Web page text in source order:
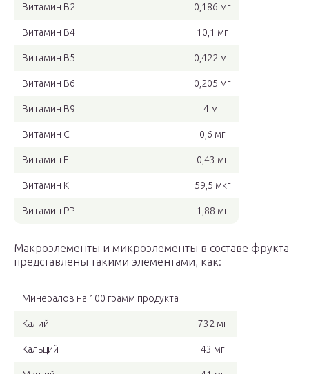
Витамин В2 0,186 мг
Витамин В4 10,1 мг
Витамин В5 0,422 мг
Витамин В6 0,205 мг
Витамин В9 4 мг
Витамин С 0,6 мг
Витамин Е 0,43 мг
Витамин К 59,5 мкг
Витамин РР 1,88 мг
Макроэлементы и микроэлементы в составе фрукта
представлены такими элементами, как:
Минералов на 100 грамм продукта
Калий 732 мг
Кальций 43 мг